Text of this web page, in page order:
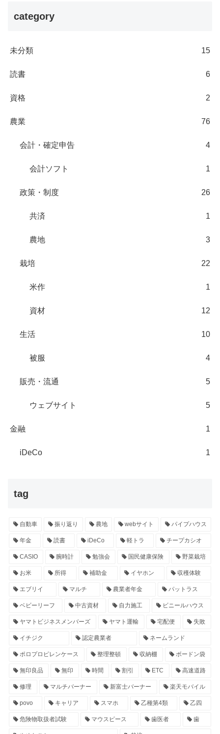
category
未分類 15
読書 6
資格 2
農業 76
会計・確定申告 4
会計ソフト 1
政策・制度 26
共済 1
農地 3
栽培 22
米作 1
資材 12
生活 10
被服 4
販売・流通 5
ウェブサイト 5
金融 1
iDeCo 1
tag
自動車 振り返り 農地 webサイト パイプハウス
年金 読書 iDeCo 軽トラ チープカシオ
CASIO 腕時計 勉強会 国民健康保険 野菜栽培
お米 所得 補助金 イヤホン 収穫体験
エブリイ マルチ 農業者年金 パットラス
ベビーリーフ 中古資材 自力施工 ビニールハウス
ヤマトビジネスメンバーズ ヤマト運輸 宅配便 失敗
イチジク 認定農業者 ネームランド
ポロプロピレンケース 整理整頓 収納棚 ボードン袋
無印良品 無印 時間 割引 ETC 高速道路
修理 マルチバーナー 新富士バーナー 楽天モバイル
povo キャリア スマホ 乙種第4類 乙四
危険物取扱者試験 マウスピース 歯医者 歯